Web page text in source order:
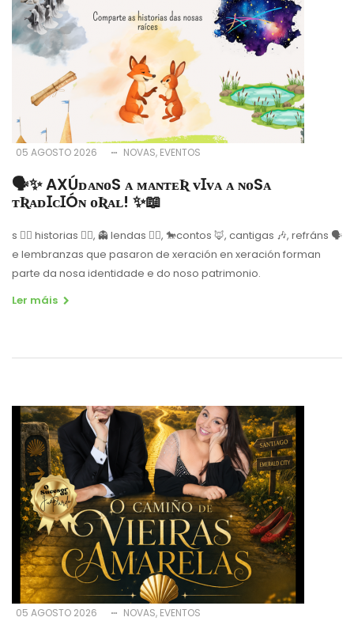
05 AGOSTO 2026 NOVAS EVENTOS
🗣️✨ AXÚᴅᴀɴᴏS ᴀ ᴍᴀɴᴛᴇƦ ᴠꞮᴠᴀ ᴀ ɴᴏSᴀ
ᴛƦᴀᴅꞮᴄꞮÓɴ ᴏƦᴀʟ! ✨📖
s 🧜‍♀️ historias 🧙‍♂️, 👻 lendas 🧙‍♀️, 🐎contos 🦊, cantigas 🎶, refráns 🗣
e lembranzas que pasaron de xeración en xeración forman
parte da nosa identidade e do noso patrimonio.
Ler máis
05 AGOSTO 2026 NOVAS EVENTOS